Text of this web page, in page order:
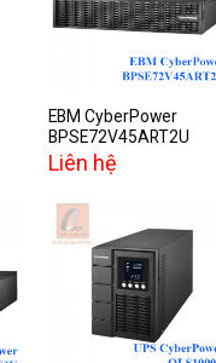
Add to
wishlist
EBM CyberPower
BPSE72V45ART2U
Liên hệ
Add to
wishlist